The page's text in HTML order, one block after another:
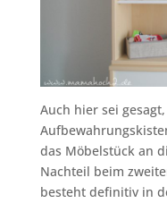
Auch hier sei
das Möbelstück an
Nachteil beim
besteht definitiv in